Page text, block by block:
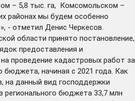
– 5,8 тыс. га, Комсомольском –
районах мы будем особенно
- отметил Денис Черкесов.
области принято постановление,
предоставления и
проведение кадастровых работ за
бюджета, начиная с 2021 года. Как
на данный вид господдержки
регионального бюджета 33,7 млн